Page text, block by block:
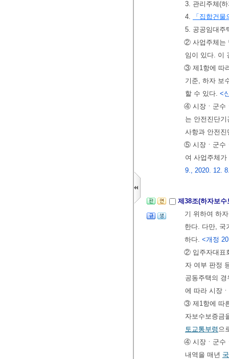
3. 관리주체(
4.
「집합건
5. 공공임대주
② 사업주체는
임이 있다. 이
③ 제1항에 따
기준, 하자 보
할 수 있다. <
④ 시장ㆍ군수
는 안전진단
사항과 안전
⑤ 시장ㆍ군수
여 사업주체
9., 2020. 12.
제38조(하자보
기 위하여 하
한다. 다만, 국
하다. <개정
② 입주자대표
자 여부 판정
공동주택의
에 따라 시장
③ 제1항에 따
자보수보증금
토교통부령 으
④ 시장ㆍ군수
내역을 매년